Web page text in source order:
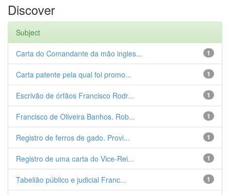
Discover
Subject
1
Carta do Comandante da mão ingles...
1
Carta patente pela qual foi promo...
1
Escrivão de órfãos Francisco Rodr...
1
Francisco de Oliveira Banhos. Rob...
1
Registro de ferros de gado. Provi...
1
Registro de uma carta do Vice-Rei...
1
Tabelião público e judicial Franc...